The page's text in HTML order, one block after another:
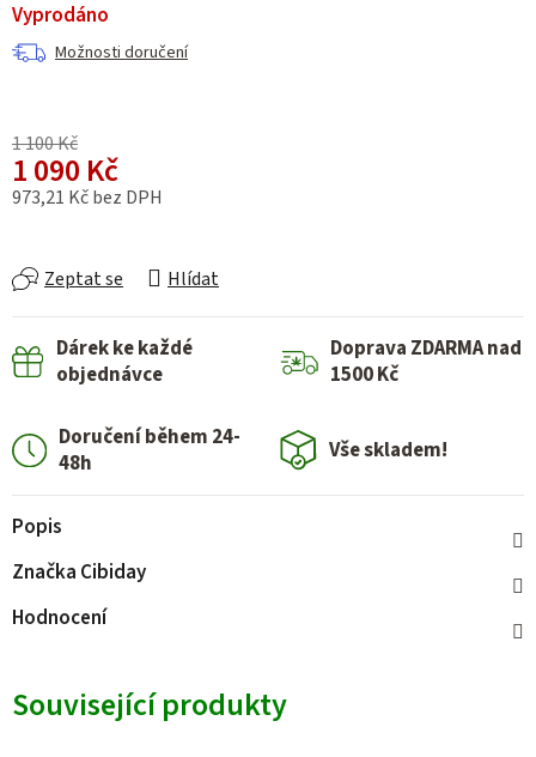
Vyprodáno
Možnosti doručení
1 100 Kč
1 090 Kč
973,21 Kč bez DPH
Zeptat se Hlídat
Dárek ke každé
objednávce
Doprava ZDARMA nad
1500 Kč
Doručení během 24-
48h
Vše skladem!
Popis
Značka Cibiday
Hodnocení
Související produkty